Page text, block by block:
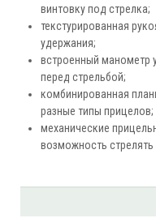
винтовку под стрелка;
текстурированная
удержания;
встроенный манометр
перед стрельбой;
комбинированная
разные типы прицелов;
механические
возможность стрелять